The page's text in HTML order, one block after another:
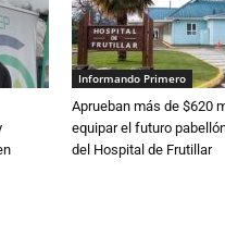
Informando Primero
Aprueban más de $620
equipar el futuro
del Hospital de Frutillar